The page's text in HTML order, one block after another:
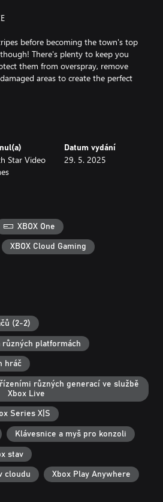
before becoming the town's top
There's plenty to keep you
them from overspray, remove
areas to create the perfect
Feel the thrill of transformation,
of spraying, and enjoy the sheer
It's all about making things look
has never been more fun!
like paint, masking paper, and
half-finished job. Upgrade to cooler
those pesky high spots.
equipment adds just the right
things fun and light-hearted
dive into Free Spray mode!
and let your imagination run
environment any way
of colors at your disposal, the entire
Express yourself freely and enjoy
your masterpiece, one
Star Video
Datum vydání
29. 5. 2025
XBOX One
XBOX Cloud Gaming
(2-2)
platformách
hráč
různých generací ve službě
Xbox Live
Series X|S
Klávesnice a myš pro konzoli
stav
cloudu Xbox Play Anywhere